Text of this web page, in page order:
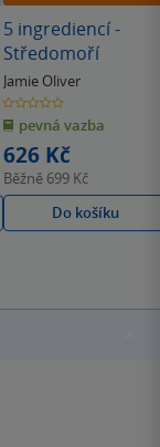
5 ingrediencí -
Středomoří
Jamie Oliver
0.0
z
5
hvězdiček
pevná vazba
626 Kč
Běžně 699 Kč
Do košíku